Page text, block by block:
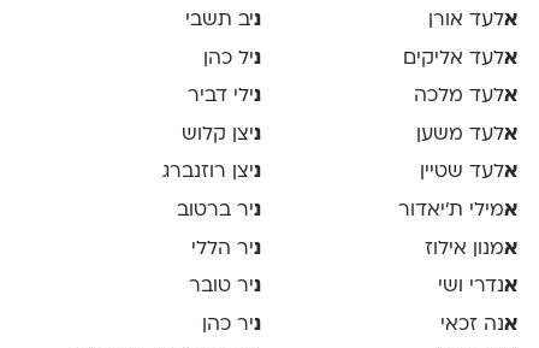
אלעד אורן
אלעד אליקים
אלעד מלכה
אלעד משען
אלעד שטיין
אמילי ת׳יאדור
אמנון אילוז
אנדרי ושי
אנה זכאי
ניב תשבי
ניל כהן
נילי דביר
ניצן קלוש
ניצן רוזנברג
ניר ברטוב
ניר הללי
ניר טובר
ניר כהן